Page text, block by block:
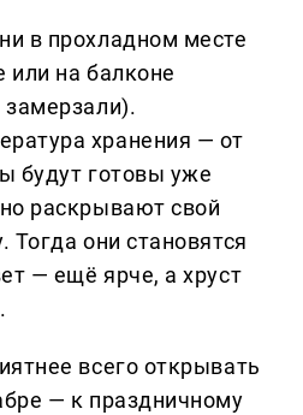
в прохладном месте
или на балконе
замерзали).
хранения — от
будут готовы уже
раскрывают свой
Тогда они становятся
— ещё ярче, а хруст
всего открывать
— к праздничному